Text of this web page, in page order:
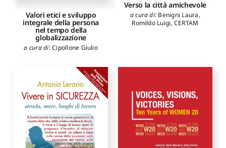
Valori etici e sviluppo
integrale della persona
nel tempo della
globalizzazione
a cura di:Cipollone Giulio
Verso la città amichevole
a cura di: Benigni Laura,
Romildo Luigi, CERTAM